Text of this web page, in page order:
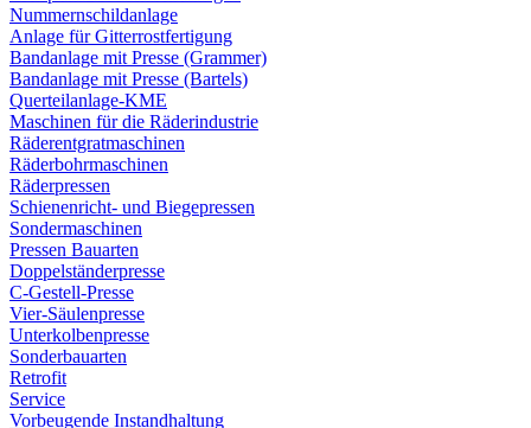
Nummernschildanlage
Anlage für Gitterrostfertigung
Bandanlage mit Presse (Grammer)
Bandanlage mit Presse (Bartels)
Querteilanlage-KME
Maschinen für die Räderindustrie
Räderentgratmaschinen
Räderbohrmaschinen
Räderpressen
Schienenricht- und Biegepressen
Sondermaschinen
Pressen Bauarten
Doppelständerpresse
C-Gestell-Presse
Vier-Säulenpresse
Unterkolbenpresse
Sonderbauarten
Retrofit
Service
Vorbeugende Instandhaltung